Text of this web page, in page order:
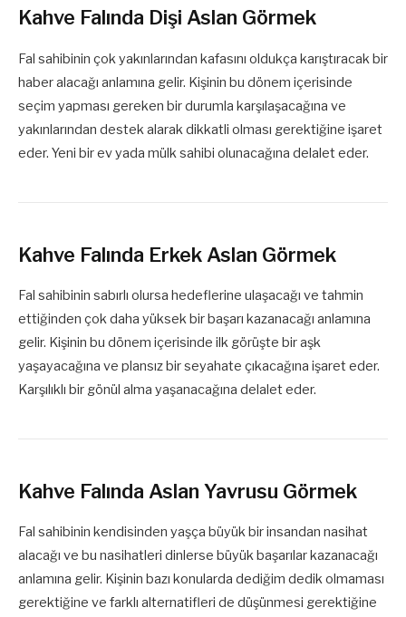
Kahve Falında Dişi Aslan Görmek
Fal sahibinin çok yakınlarından kafasını oldukça karıştıracak bir
haber alacağı anlamına gelir. Kişinin bu dönem içerisinde
seçim yapması gereken bir durumla karşılaşacağına ve
yakınlarından destek alarak dikkatli olması gerektiğine işaret
eder. Yeni bir ev yada mülk sahibi olunacağına delalet eder.
Kahve Falında Erkek Aslan Görmek
Fal sahibinin sabırlı olursa hedeflerine ulaşacağı ve tahmin
ettiğinden çok daha yüksek bir başarı kazanacağı anlamına
gelir. Kişinin bu dönem içerisinde ilk görüşte bir aşk
yaşayacağına ve plansız bir seyahate çıkacağına işaret eder.
Karşılıklı bir gönül alma yaşanacağına delalet eder.
Kahve Falında Aslan Yavrusu Görmek
Fal sahibinin kendisinden yaşça büyük bir insandan nasihat
alacağı ve bu nasihatleri dinlerse büyük başarılar kazanacağı
anlamına gelir. Kişinin bazı konularda dediğim dedik olmaması
gerektiğine ve farklı alternatifleri de düşünmesi gerektiğine